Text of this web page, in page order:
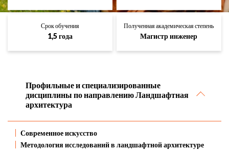
Срок обучения
1,5 года
Полученная академическая степень
Магистр инженер
Профильные и специализированные
дисциплины по направлению Ландшафтная
архитектура
Современное искусство
Методология исследований в ландшафтной архитектуре